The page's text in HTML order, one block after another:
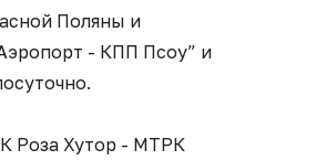
Поляны и
- КПП Псоу” и
Роза Хутор - МТРК